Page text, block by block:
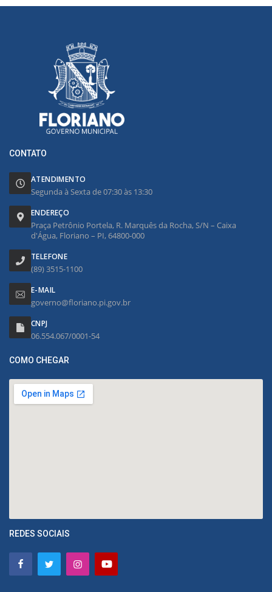
CONTATO
ATENDIMENTO
Segunda à Sexta de 07:30 às 13:30
ENDEREÇO
Praça Petrônio Portela, R. Marquês da Rocha, S/N – Caixa
d'Água, Floriano – PI, 64800-000
TELEFONE
(89) 3515-1100
E-MAIL
governo@floriano.pi.gov.br
CNPJ
06.554.067/0001-54
COMO CHEGAR
REDES SOCIAIS